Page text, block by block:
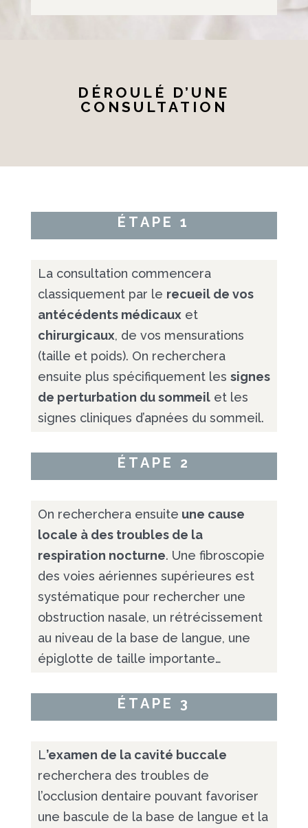
DÉROULÉ D’UNE
CONSULTATION
ÉTAPE 1
La consultation commencera
classiquement par le recueil de vos
antécédents médicauxet
chirurgicaux, de vos mensurations
(taille et poids). On recherchera
ensuite plus spécifiquement les signes
de perturbation du sommeilet les
signes cliniques d’apnées du sommeil.
ÉTAPE 2
On recherchera ensuite une cause
locale à des troubles de la
respiration nocturne. Une fibroscopie
des voies aériennes supérieures est
systématique pour rechercher une
obstruction nasale, un rétrécissement
au niveau de la base de langue, une
épiglotte de taille importante…
ÉTAPE 3
L’examen de la cavité buccale
recherchera des troubles de
l’occlusion dentaire pouvant favoriser
une bascule de la base de langue et la